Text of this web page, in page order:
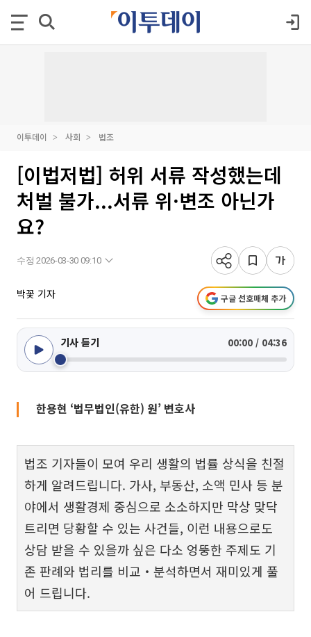
이투데이 사회 법조
[이법저법] 허위 서류 작성했는데
처벌 불가...서류 위·변조 아닌가
요?
수정 2026-03-30 09:10
박꽃 기자 구글 선호매체 추가
기사 듣기 00:00 / 04:36
한용현 ‘법무법인(유한) 원’ 변호사
법조 기자들이 모여 우리 생활의 법률 상식을 친절
하게 알려드립니다. 가사, 부동산, 소액 민사 등 분
야에서 생활경제 중심으로 소소하지만 막상 맞닥
트리면 당황할 수 있는 사건들, 이런 내용으로도
상담 받을 수 있을까 싶은 다소 엉뚱한 주제도 기
존 판례와 법리를 비교‧분석하면서 재미있게 풀
어 드립니다.